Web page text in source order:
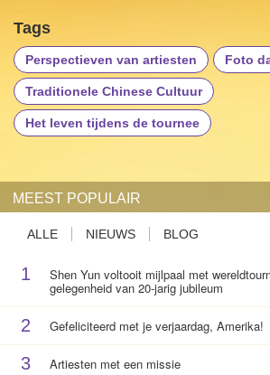
Tags
Perspectieven van artiesten Foto
Traditionele Chinese Cultuur
Het leven tijdens de tournee
MEEST POPULAIR
ALLE NIEUWS BLOG
1 Shen Yun voltooit mijlpaal met
gelegenheid van 20-jarig jubileum
2 Gefeliciteerd met je verjaardag, Amerika!
3 Artiesten met een missie